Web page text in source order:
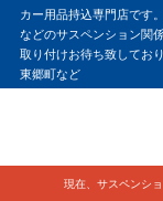
カー用品持込専門店です
などのサスペンション関
取り付けお待ち致してお
東郷町など
現在、サスペンシ